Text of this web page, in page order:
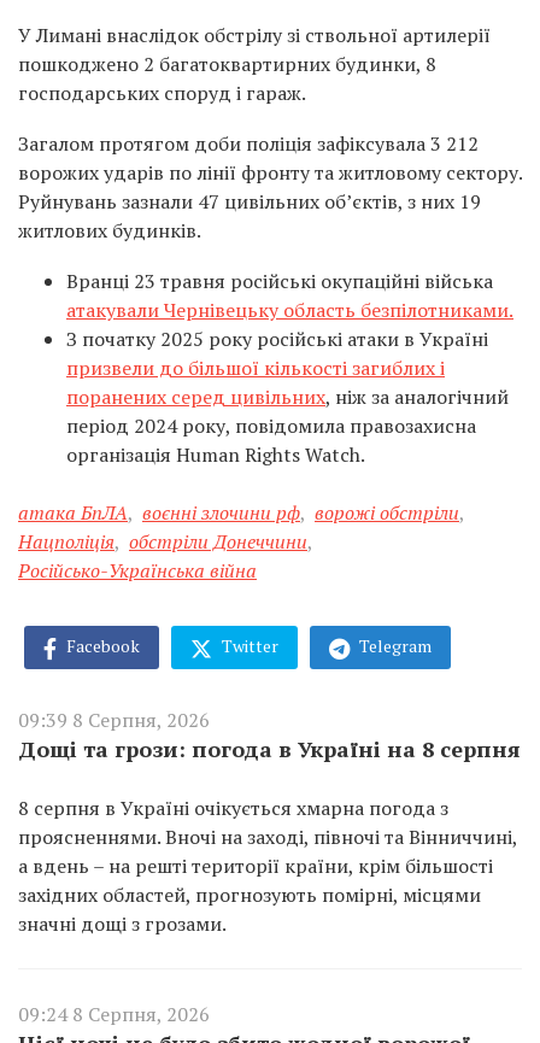
У Лимані внаслідок обстрілу зі ствольної артилерії
пошкоджено 2 багатоквартирних будинки, 8
господарських споруд і гараж.
Загалом протягом доби поліція зафіксувала 3 212
ворожих ударів по лінії фронту та житловому сектору.
Руйнувань зазнали 47 цивільних об’єктів, з них 19
житлових будинків.
Вранці 23 травня російські окупаційні війська
атакували Чернівецьку область безпілотниками.
З початку 2025 року російські атаки в Україні
призвели до більшої кількості загиблих і
поранених серед цивільних, ніж за аналогічний
період 2024 року, повідомила правозахисна
організація Human Rights Watch.
атака БпЛА, воєнні злочини рф, ворожі обстріли,
Нацполіція, обстріли Донеччини,
Російсько-Українська війна
Facebook Twitter Telegram
09:39 8 Серпня, 2026
Дощі та грози: погода в Україні на 8 серпня
8 серпня в Україні очікується хмарна погода з
проясненнями. Вночі на заході, півночі та Вінниччині,
а вдень – на решті території країни, крім більшості
західних областей, прогнозують помірні, місцями
значні дощі з грозами.
09:24 8 Серпня, 2026